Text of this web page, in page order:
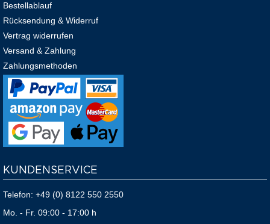
Bestellablauf
Rücksendung & Widerruf
Vertrag widerrufen
Versand & Zahlung
Zahlungsmethoden
KUNDENSERVICE
Telefon: +49 (0) 8122 550 2550
Mo. - Fr. 09:00 - 17:00 h